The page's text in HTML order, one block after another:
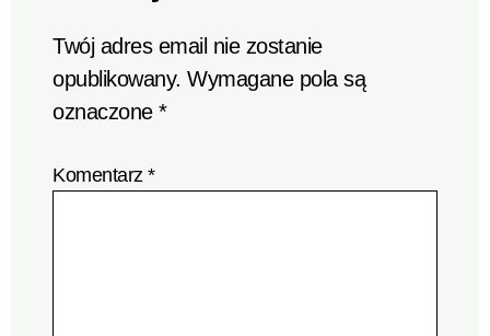
Twój adres email nie zostanie
opublikowany. Wymagane pola są
oznaczone*
Komentarz*